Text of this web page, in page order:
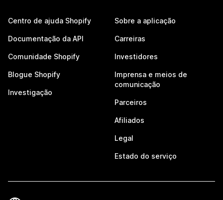
Centro de ajuda Shopify
Documentação da API
Comunidade Shopify
Blogue Shopify
Investigação
Sobre a aplicação
Carreiras
Investidores
Imprensa e meios de
comunicação
Parceiros
Afiliados
Legal
Estado do serviço